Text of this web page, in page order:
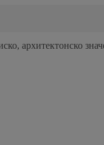
архитектонско